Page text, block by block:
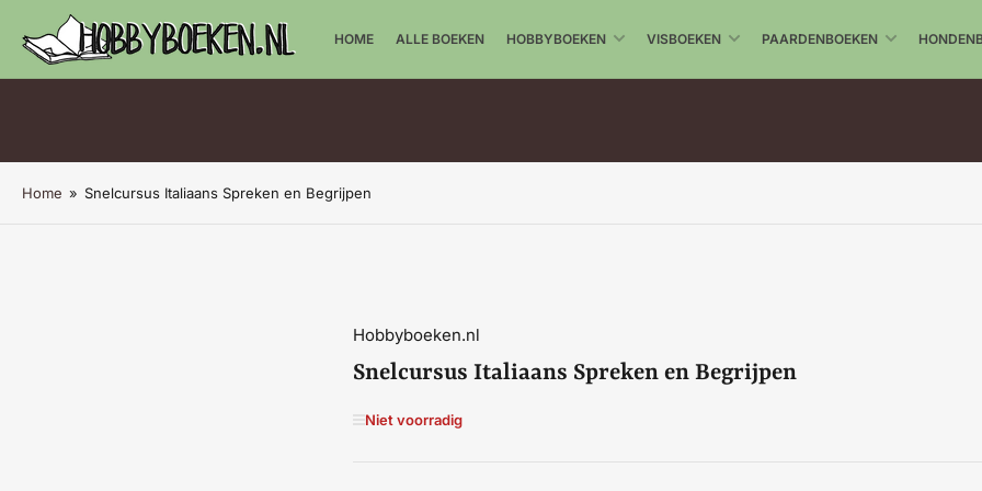
HOME ALLE BOEKEN HOBBYBOEKEN VISBOEKEN PAARDENBOEKEN
Home » Snelcursus Italiaans Spreken en Begrijpen
Hobbyboeken.nl
Snelcursus Italiaans Spreken en Begrijpen
Niet voorradig